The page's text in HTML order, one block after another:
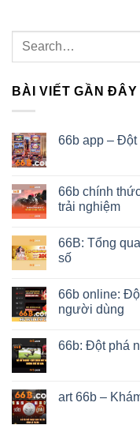
BÀI VIẾT GẦN ĐÂY
66b app – Đột
66b chính
trải nghiệm
66B: Tổng
số
66b online:
người dùng
66b: Đột phá
art 66b –